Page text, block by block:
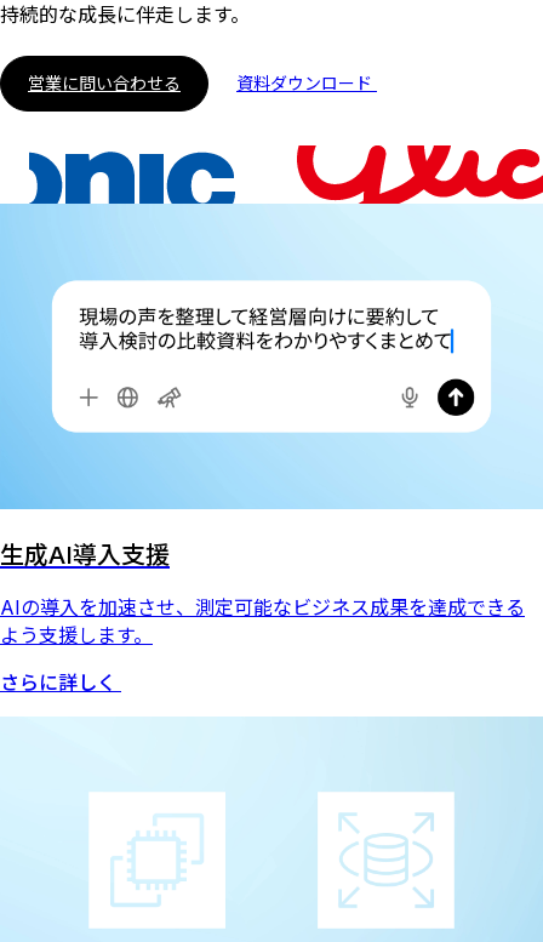
持続的な成長に伴走します。
営業に問い合わせる 資料ダウンロード
生成AI導入支援
AIの導入を加速させ、測定可能なビジネス成果を達成できる
よう支援します。
さらに詳しく